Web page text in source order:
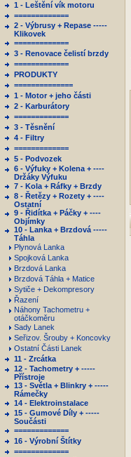
1 - Leštění vík motoru
=============
2 - Výbrusy + Repase -----
Klikovek
=============
3 - Renovace čelistí brzdy
=============
PRODUKTY
==============
1 - Motor + jeho části
2 - Karburátory
=============
3 - Těsnění
4 - Filtry
=============
5 - Podvozek
6 - Výfuky + Kolena + ----
Držáky Výfuku
7 - Kola + Ráfky + Brzdy
8 - Řetězy + Rozety + ----
Ostatní
9 - Řidítka + Páčky + ----
Objímky
10 - Lanka + Brzdová -----
Táhla
Plynová Lanka
Spojková Lanka
Brzdová Lanka
Brzdová Táhla + Matice
Sytiče + Dekompresory
Řazení
Náhony Tachometru +
otáčkoměru
Sady Lanek
Seřizov. Šrouby + Koncovky
Ostatní Části Lanek
11 - Zrcátka
12 - Tachometry + -----
Přístroje
13 - Světla + Blinkry + -----
Rámečky
14 - Elektroinstalace
15 - Gumové Díly + -----
Součásti
=============
16 - Výrobní Štítky
=============